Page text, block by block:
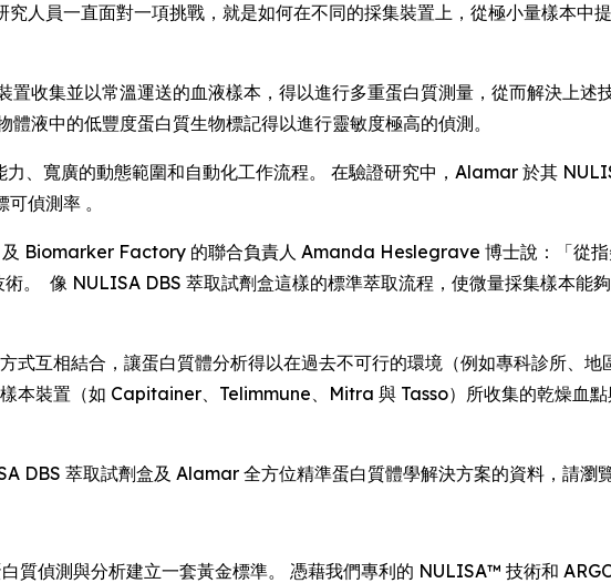
人員一直面對一項挑戰，就是如何在不同的採集裝置上，從極小量樣本中
收集並以常溫運送的血液樣本，得以進行多重蛋白質測量，從而解決上述
液中的低豐度蛋白質生物標記得以進行靈敏度極高的偵測。
、寬廣的動態範圍和自動化工作流程。 在驗證研究中，Alamar 於其
偵測率 。
Biomarker Factory 的聯合負責人 Amanda Heslegrave 博士說：「從
。 像 NULISA DBS 萃取試劑盒這樣的標準萃取流程，使微量採集樣本能
互相結合，讓蛋白質體分析得以在過去不可行的環境（例如專科診所、地
本裝置（如 Capitainer、Telimmune、Mitra 與 Tasso）所收集的乾燥血
DBS 萃取試劑盒及 Alamar 全方位精準蛋白質體學解決方案的資料，請瀏
質偵測與分析建立一套黃金標準。 憑藉我們專利的 NULISA™ 技術和